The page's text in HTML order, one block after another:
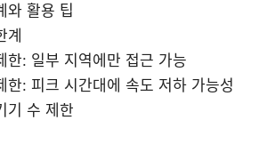
와 활용 팁
계
한: 일부 지역에만 접근 가능
한: 피크 시간대에 속도 저하 가능성
기 수 제한